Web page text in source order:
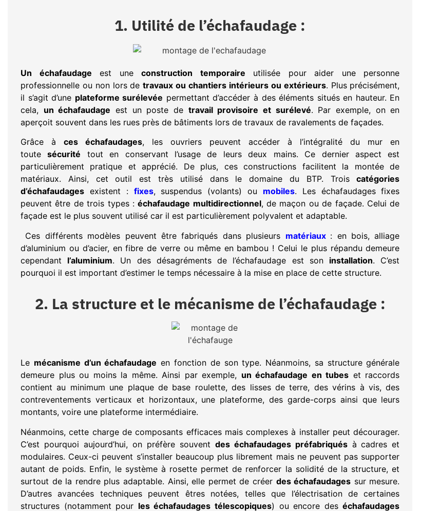
1. Utilité de l’échafaudage :
Un échafaudage est uneconstruction temporaire utilisée pour aider une personne
professionnelle ou non lors detravaux ou chantiers intérieurs ou extérieurs. Plus précisément,
il s’agit d’une plateforme surélevée permettant d’accéder à des éléments situés en hauteur. En
cela, un échafaudage est un poste de travail provisoire et surélevé. Par exemple, on en
aperçoit souvent dans les rues près de bâtiments lors de travaux de ravalements de façades.
Grâce àces échafaudages, les ouvriers peuvent accéder à l’intégralité du mur en
toutesécurité tout en conservant l’usage de leurs deux mains. Ce dernier aspect est
particulièrement pratique et apprécié. De plus, ces constructions facilitent la montée de
matériaux. Ainsi, cet outil est très utilisé dans le domaine du BTP. Troiscatégories
d’échafaudages existent : fixes, suspendus (volants) ou mobiles. Les échafaudages fixes
peuvent être de trois types :échafaudage multidirectionnel, de maçon ou de façade. Celui de
façade est le plus souvent utilisé car il est particulièrement polyvalent et adaptable.
Ces différents modèles peuvent être fabriqués dans plusieurs matériaux : en bois, alliage
d’aluminium ou d’acier, en fibre de verre ou même en bambou ! Celui le plus répandu demeure
cependant l’aluminium. Un des désagréments de l’échafaudage est son installation. C’est
pourquoi il est important d’estimer le temps nécessaire à la mise en place de cette structure.
2. La structure et le mécanisme de l’échafaudage :
Le mécanisme d’un échafaudage en fonction de son type. Néanmoins, sa structure générale
demeure plus ou moins la même. Ainsi par exemple, un échafaudage en tubes et raccords
contient au minimum une plaque de base roulette, des lisses de terre, des vérins à vis, des
contreventements verticaux et horizontaux, une plateforme, des garde-corps ainsi que leurs
montants, voire une plateforme intermédiaire.
Néanmoins, cette charge de composants efficaces mais complexes à installer peut décourager.
C’est pourquoi aujourd’hui, on préfère souvent des échafaudages préfabriquésà cadres et
modulaires. Ceux-ci peuvent s’installer beaucoup plus librement mais ne peuvent pas supporter
autant de poids. Enfin, le système à rosette permet de renforcer la solidité de la structure, et
surtout de la rendre plus adaptable. Ainsi, elle permet de créer des échafaudages sur mesure.
D’autres avancées techniques peuvent êtres notées, telles que l’électrisation de certaines
structures (notamment pour les échafaudages télescopiques) ou encore deséchafaudages